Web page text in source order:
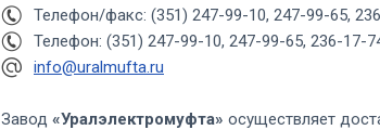
Телефон/факс: (351) 247-99-10, 247-99-65,
Телефон: (351) 247-99-10, 247-99-65, 236-17-
info@uralmufta.ru
Завод «Уралэлектромуфта» осуществляет